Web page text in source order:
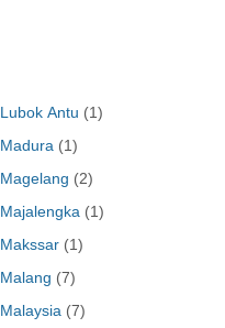
Lubok Antu (1)
Madura (1)
Magelang (2)
Majalengka (1)
Makssar (1)
Malang (7)
Malaysia (7)